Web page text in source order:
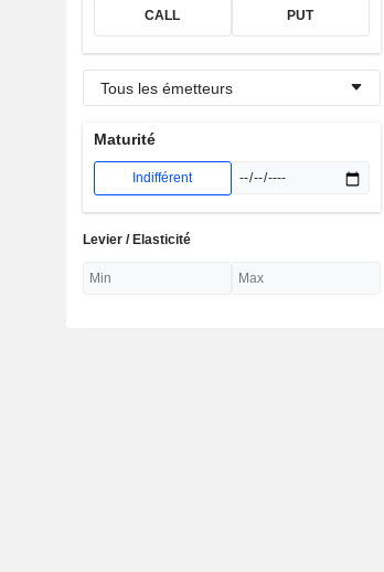
CALL PUT
Tous les émetteurs
Maturité
Indifférent
Levier / Elasticité